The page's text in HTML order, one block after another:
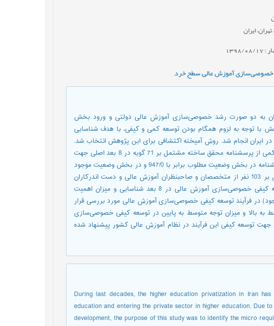
ایران
17
خصوصی‌سازی آموزش عالی,سطح خرد,
به دو صورت رشد خصوصی‌سازی آموزش عالی دولتی و ورود بخش
با توجه به لزوم همگام بودن توسعه کمی و کیفی، با هدف شناسایی
ایران انجام شد. روش آمیخته اکتشافی برای این پژوهش انتخاب شد.
در بخش کیفی از مصاحبه و گروه کانونی و در بخش کمی از پرسشنامه محقق ساخته مشتمل بر 71 گویه در 8 بعد اصلی جهت
جمع آوری اطلاعات استفاده گردید. ضریب پایایی پرسشنامه در بخش وضعیت مطلوب برابر با 947/0 و در بخش وضعیت موجود
برابر با 95/0 به دست آمد. نمونه این پژوهش مشتمل بر 103 نفر از متخصصان و صاحبنظران آموزش عالی و دست اندرکاران
آموزش عالی خصوصی کشور بود. الزامات خرد توسعه کیفی خصوصی‌سازی آموزش عالی در 8 بعد شناسایی و میزان اهمیت
در فرآیند توسعه کیفی خصوصی‌سازی آموزش عالی مورد بررسی قرار
به بالا و میزان توجه متوسط به پایین در توسعه کیفی خصوصی‌سازی
جهت توسعه کیفی این فرآیند در نظام آموزش عالی کشور پیشنهاد شده
During last decades, the higher education privatization in Iran
education and entering the private sector in higher education. Due
development, the purpose of this study was to identify the micro